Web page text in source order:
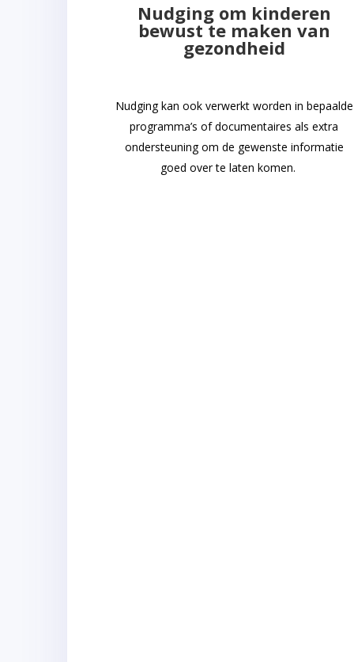
Nudging om kinderen
bewust te maken van
gezondheid
Nudging kan ook verwerkt worden in bepaalde
programma’sof documentaires als extra
ondersteuning om de gewenste informatie
goed over te laten komen.